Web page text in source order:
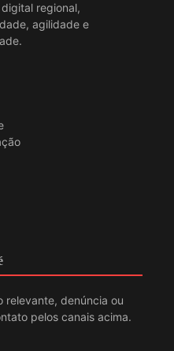
regional,
agilidade e
relevante, denúncia ou
pelos canais acima.